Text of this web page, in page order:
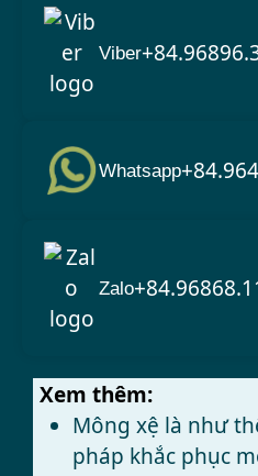
Viber
Whatsapp
Zalo
Xem thêm:
Mông xệ là như
pháp khắc phục